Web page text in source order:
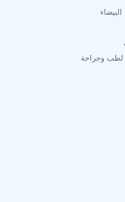
لطب وجراحة